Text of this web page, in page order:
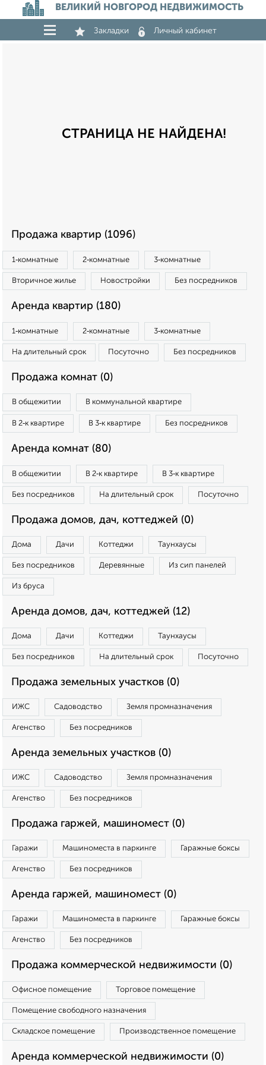
ВЕЛИКИЙ НОВГОРОД НЕДВИЖИМОСТЬ
Закладки Личный кабинет
СТРАНИЦА НЕ НАЙДЕНА!
Продажа квартир (1096)
1‑комнатные 2‑комнатные 3‑комнатные
Вторичное жилье Новостройки Без посредников
Аренда квартир (180)
1‑комнатные 2‑комнатные 3‑комнатные
На длительный срок Посуточно Без посредников
Продажа комнат (0)
В общежитии В коммунальной квартире
В 2‑к квартире В 3‑к квартире Без посредников
Аренда комнат (80)
В общежитии В 2‑к квартире В 3‑к квартире
Без посредников На длительный срок Посуточно
Продажа домов, дач, коттеджей (0)
Дома Дачи Коттеджи Таунхаусы
Без посредников Деревянные Из сип панелей
Из бруса
Аренда домов, дач, коттеджей (12)
Дома Дачи Коттеджи Таунхаусы
Без посредников На длительный срок Посуточно
Продажа земельных участков (0)
ИЖС Садоводство Земля промназначения
Агенство Без посредников
Аренда земельных участков (0)
ИЖС Садоводство Земля промназначения
Агенство Без посредников
Продажа гаржей, машиномест (0)
Гаражи Машиноместа в паркинге Гаражные боксы
Агенство Без посредников
Аренда гаржей, машиномест (0)
Гаражи Машиноместа в паркинге Гаражные боксы
Агенство Без посредников
Продажа коммерческой недвижимости (0)
Офисное помещение Торговое помещение
Помещение свободного назначения
Складское помещение Производственное помещение
Аренда коммерческой недвижимости (0)